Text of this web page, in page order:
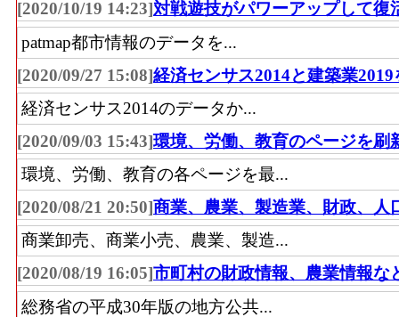
[2020/10/19 14:23]対戦遊技がパワーアップして復
patmap都市情報のデータを...
[2020/09/27 15:08]経済センサス2014と建築業2019
経済センサス2014のデータか...
[2020/09/03 15:43]環境、労働、教育のページを刷
環境、労働、教育の各ページを最...
[2020/08/21 20:50]商業、農業、製造業、財政、人
商業卸売、商業小売、農業、製造...
[2020/08/19 16:05]市町村の財政情報、農業情報な
総務省の平成30年版の地方公共...